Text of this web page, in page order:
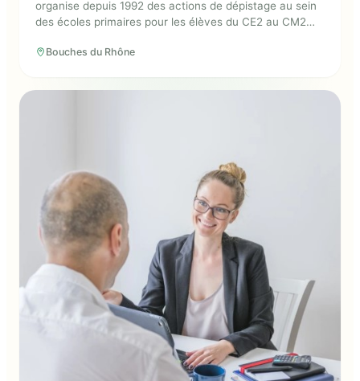
organise depuis 1992 des actions de dépistage au sein
des écoles primaires pour les élèves du CE2 au CM2
Les enfants bénéficient ainsi d'un examen dentaire
Bouches du Rhône